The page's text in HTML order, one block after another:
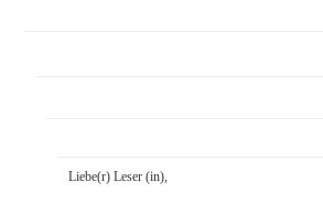
Liebe(r) Leser (in),